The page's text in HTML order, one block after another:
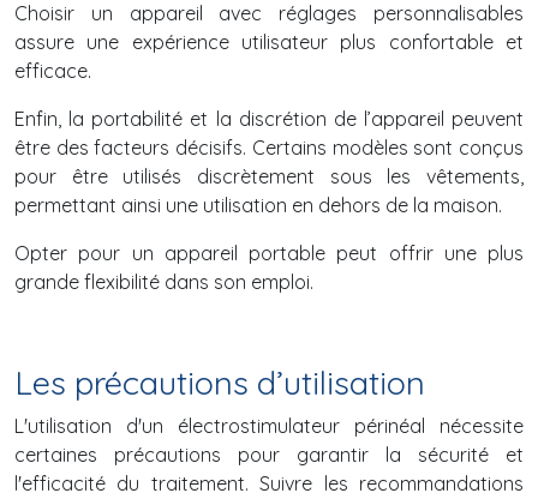
Choisir un appareil avec réglages personnalisables
assure une expérience utilisateur plus confortable et
efficace.
Enfin, la portabilité et la discrétion de l’appareil peuvent
être des facteurs décisifs. Certains modèles sont conçus
pour être utilisés discrètement sous les vêtements,
permettant ainsi une utilisation en dehors de la maison.
Opter pour un appareil portable peut offrir une plus
grande flexibilité dans son emploi.
Les précautions d’utilisation
L'utilisation d'un électrostimulateur périnéal nécessite
certaines précautions pour garantir la sécurité et
l'efficacité du traitement. Suivre les recommandations